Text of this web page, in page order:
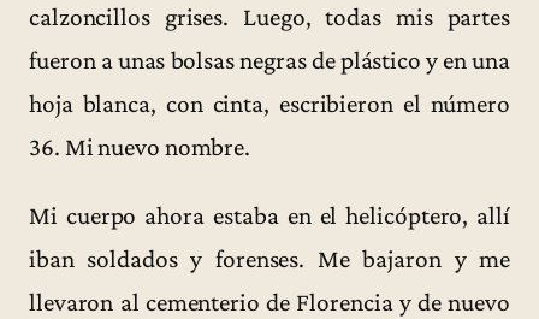
calzoncillos grises. Luego, todas mis partes
fueron a unas bolsas negras de plástico y en una
hoja blanca, con cinta, escribieron el número
36. Mi nuevo nombre.
Mi cuerpo ahora estaba en el helicóptero, allí
iban soldados y forenses. Me bajaron y me
llevaron al cementerio de Florencia y de nuevo